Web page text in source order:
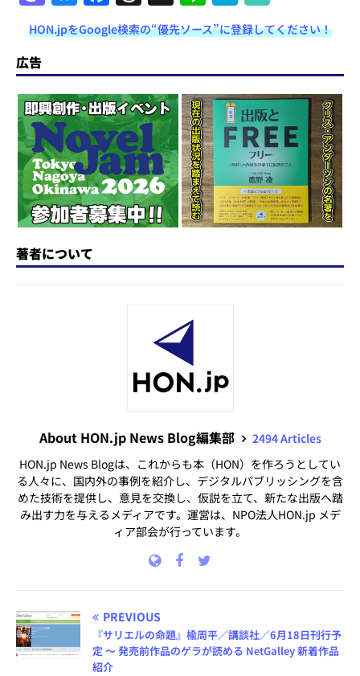
a
st
o
d
o
n
u
e
s
k
y
a
c
e
b
o
o
k
h
re
a
d
s
n
e
at
e
n
a
HON.jpをGoogle検索の“優先ソース”に登録してください！
広告
著者について
About HON.jp News Blog編集部
2494 Articles
HON.jp News Blogは、これからも本（HON）を作ろうとしてい
る人々に、国内外の事例を紹介し、デジタルパブリッシングを含
めた技術を提供し、意見を交換し、仮説を立て、新たな出版へ踏
み出す力を与えるメディアです。運営は、NPO法人HON.jp メデ
ィア部会が行っています。
PREVIOUS
『サリエルの命題』楡周平／講談社／6月18日刊行予
定 ～ 発売前作品のゲラが読める NetGalley 新着作品
紹介